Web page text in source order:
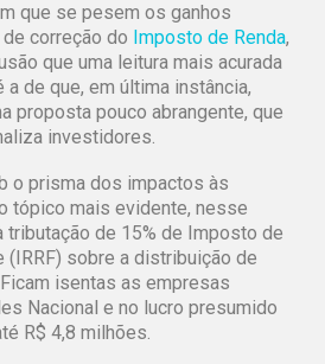
que se pesem os ganhos
correção do Imposto de Renda,
que uma leitura mais acurada
de que, em última instância,
proposta pouco abrangente, que
investidores.
o prisma dos impactos às
tópico mais evidente, nesse
de 15% de Imposto de
(IRRF) sobre a distribuição de
isentas as empresas
Nacional e no lucro presumido
R$ 4,8 milhões.